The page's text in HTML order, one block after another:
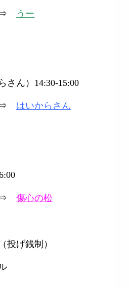
⇒ うー
さん）14:30-15:00
⇒ はいからさん
⇒傷心の松
投げ銭制）